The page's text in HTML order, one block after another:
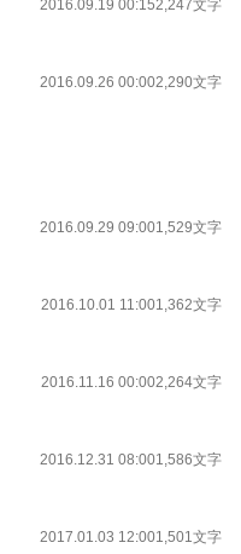
2016.09.19 00:152,247文字
2016.09.26 00:002,290文字
2016.09.29 09:001,529文字
2016.10.01 11:001,362文字
2016.11.16 00:002,264文字
2016.12.31 08:001,586文字
2017.01.03 12:001,501文字